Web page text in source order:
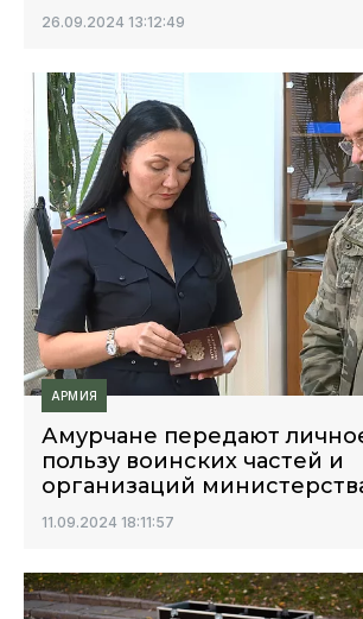
26.09.2024 13:12:49
АРМИЯ
Амурчане передают
пользу воинских частей и
организаций
11.09.2024 18:11:57